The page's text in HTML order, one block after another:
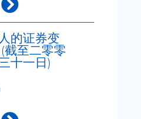
的证券变
截至二零零
十一日)